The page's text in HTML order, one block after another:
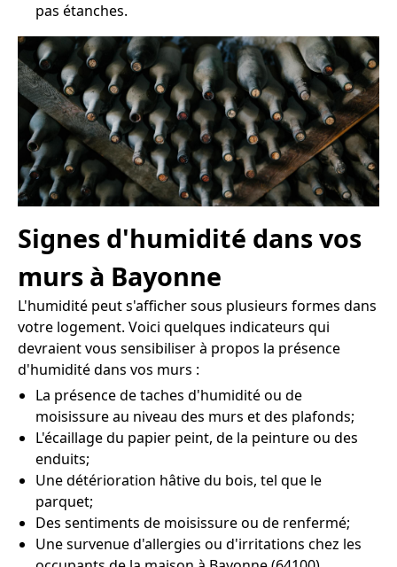
pas étanches.
Signes d'humidité dans vos
murs à Bayonne
L'humidité peut s'afficher sous plusieurs formes dans
votre logement. Voici quelques indicateurs qui
devraient vous sensibiliser à propos la présence
d'humidité dans vos murs :
La présence de taches d'humidité ou de
moisissure au niveau des murs et des plafonds;
L'écaillage du papier peint, de la peinture ou des
enduits;
Une détérioration hâtive du bois, tel que le
parquet;
Des sentiments de moisissure ou de renfermé;
Une survenue d'allergies ou d'irritations chez les